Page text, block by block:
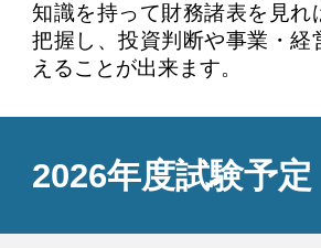
知識を持って財務諸表を見れ
把握し、投資判断や事業・経
えることが出来ます。
2026年度試験予定